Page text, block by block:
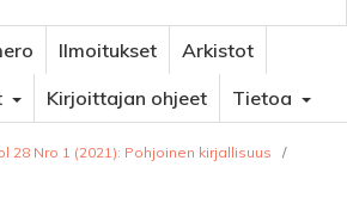
Ilmoitukset
Arkistot
Kirjoittajan ohjeet Tietoa
28 Nro 1 (2021): Pohjoinen kirjallisuus
/